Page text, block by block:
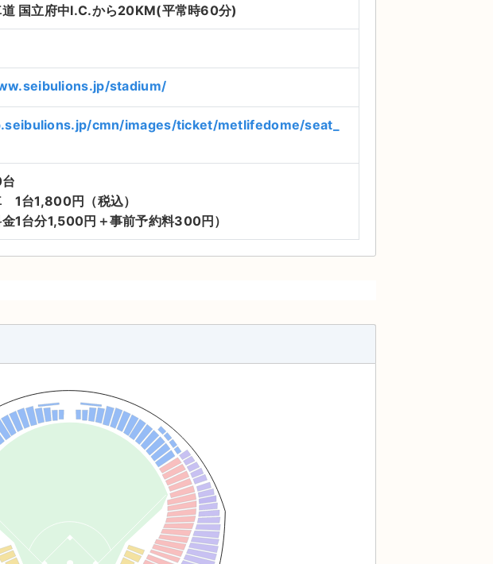
は試合の曜日やイベントによって変動するので、購入する際
道 国立府中I.C.から20KM(平常時60分)
stadium/
cmn/images/ticket/metlifedome/seat_
1台1,800円（税込）
金1台分1,500円＋事前予約料300円）